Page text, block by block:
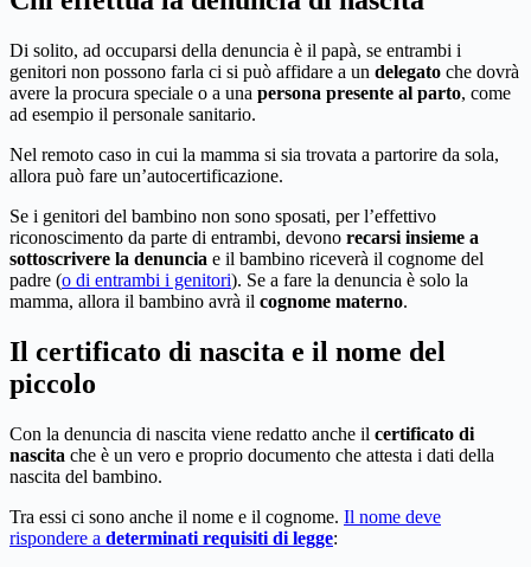
Di solito, ad occuparsi della denuncia è il papà, se entrambi i
genitori non possono farla ci si può affidare a un delegato che dovrà
avere la procura speciale o a una persona presente al parto, come
ad esempio il personale sanitario.
Nel remoto caso in cui la mamma si sia trovata a partorire da sola,
allora può fare un’autocertificazione.
Se i genitori del bambino non sono sposati, per l’effettivo
riconoscimento da parte di entrambi, devono recarsi insieme a
sottoscrivere la denuncia e il bambino riceverà il cognome del
padre (o di entrambi i genitori). Se a fare la denuncia è solo la
mamma, allora il bambino avrà il cognome materno.
Il certificato di nascita e il nome del
piccolo
Con la denuncia di nascita viene redatto anche il certificato di
nascita che è un vero e proprio documento che attesta i dati della
nascita del bambino.
Tra essi ci sono anche il nome e il cognome. Il nome deve
rispondere a determinati requisiti di legge: